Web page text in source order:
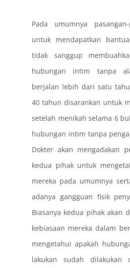
Pada umumnya
untuk mendapatkan
tidak sanggup
hubungan intim tanpa
berjalan lebih dari satu
40 tahun disarankan untuk
setelah menikah selama 6
hubungan intim tanpa
Dokter akan mengadakan
kedua pihak untuk
mereka pada umumnya
adanya gangguan fisik
Biasanya kedua pihak akan
kebiasaan mereka dalam
mengetahui apakah
lakukan sudah dilakukan